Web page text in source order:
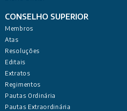
CONSELHO SUPERIOR
Membros
Atas
Resoluções
Editais
Extratos
Regimentos
Pautas Ordinária
Pautas Extraordinária